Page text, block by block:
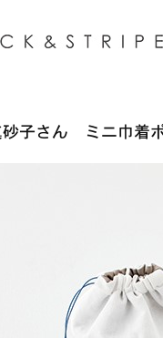
砂子さん ミニ巾着